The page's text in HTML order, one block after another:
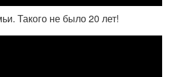
Такого не было 20 лет!